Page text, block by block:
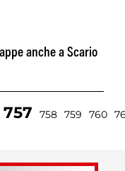
anche a Scario
757 758 759 760